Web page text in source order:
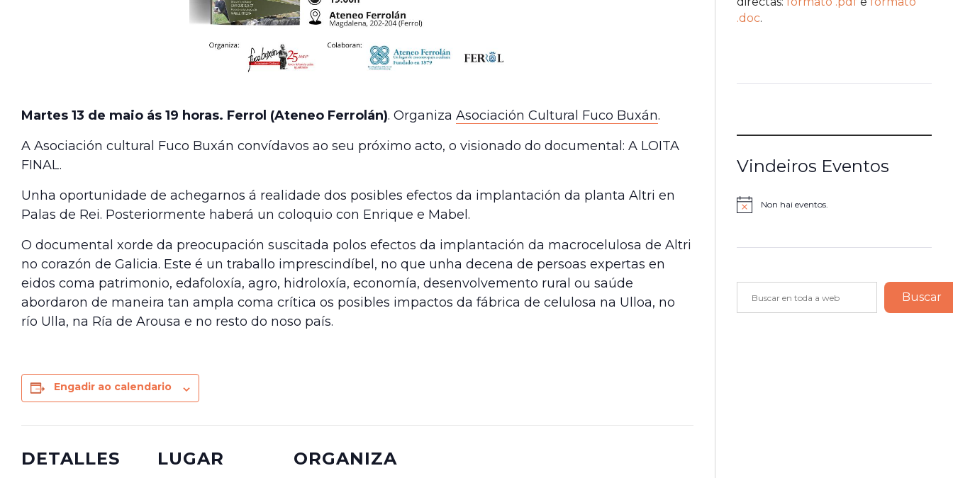
Martes 13 de maio ás 19 horas. Ferrol (Ateneo Ferrolán). Organiza Asociación Cultural Fuco Buxán.
A Asociación cultural Fuco Buxán convídavos ao seu próximo acto, o visionado do documental: A LOITA
FINAL.
Unha oportunidade de achegarnos á realidade dos posibles efectos da implantación da planta Altri en
Palas de Rei. Posteriormente haberá un coloquio con Enrique e Mabel.
O documental xorde da preocupación suscitada polos efectos da implantación da macrocelulosa de Altri
no corazón de Galicia. Este é un traballo imprescindíbel, no que unha decena de persoas expertas en
eidos coma patrimonio, edafoloxía, agro, hidroloxía, economía, desenvolvemento rural ou saúde
abordaron de maneira tan ampla coma crítica os posibles impactos da fábrica de celulosa na Ulloa, no
río Ulla, na Ría de Arousa e no resto do noso país.
Engadir ao calendario
DETALLES LUGAR ORGANIZA
.doc.
Vindeiros Eventos
Notice Non hai eventos.
Buscar